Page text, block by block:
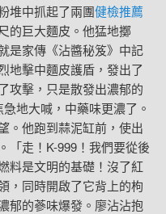
堆中抓起了兩團健檢推薦
的巨大麵皮。他猛地擲
是家傳《沾醬秘笈》中記
地擊中麵皮護盾，發出了
攻擊，只是散發出濃郁的
地大喊，中藥味更濃了。
。他跑到蒜泥缸前，使出
「走！K-999！我們要從後
料是文明的基礎！沒了紅
，同時開啟了它背上的枸
郁的蔘味爆發。廖沾沾抱